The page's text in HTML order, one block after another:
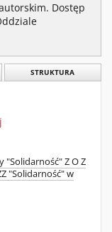
Dostęp
STRUKTURA
"Solidarność" Z O Z
"Solidarność" w